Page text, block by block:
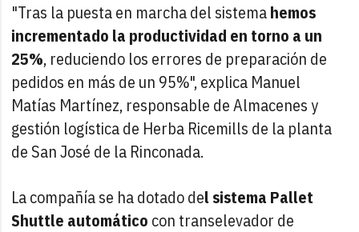
"Tras la puesta en marcha del sistemahemos
incrementado la productividad en torno a un
25%, reduciendo los errores de preparación de
pedidos en más de un 95%", explica Manuel
Matías Martínez, responsable de Almacenes y
gestión logística de Herba Ricemills de la planta
de San José de la Rinconada.
La compañía se ha dotado del sistema Pallet
Shuttle automático con transelevador de